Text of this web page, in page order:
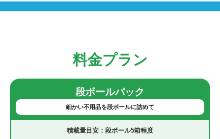
料金プラン
段ボールパック
細かい不用品を段ボールに詰めて
段ボール5箱程度